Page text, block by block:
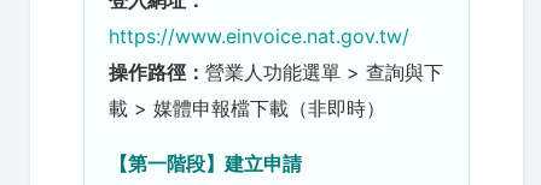
https://www.einvoice.nat.gov.tw/
操作路徑： 營業人功能選單 > 查詢與下
載 > 媒體申報檔下載（非即時）
【第一階段】建立申請